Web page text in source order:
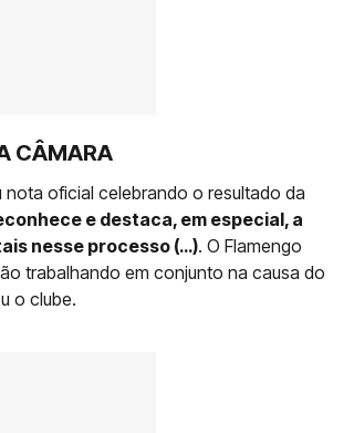
CÂMARA
oficial celebrando o resultado da
e destaca, em especial, a
nesse processo (…). O Flamengo
trabalhando em conjunto na causa do
o clube.